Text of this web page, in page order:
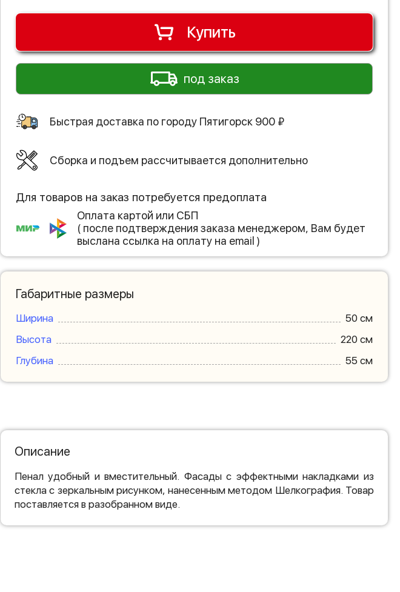
Купить
под заказ
Быстрая доставка по городу Пятигорск 900 ₽
Сборка и подъем рассчитывается дополнительно
Для товаров на заказ потребуется предоплата
Оплата картой или СБП
( после подтверждения заказа менеджером, Вам будет
выслана ссылка на оплату на email )
Габаритные размеры
Ширина
50 см
Высота
220 см
Глубина
55 см
Описание
Пенал удобный и вместительный. Фасады с эффектными накладками из
стекла с зеркальным рисунком, нанесенным методом Шелкография. Товар
поставляется в разобранном виде.